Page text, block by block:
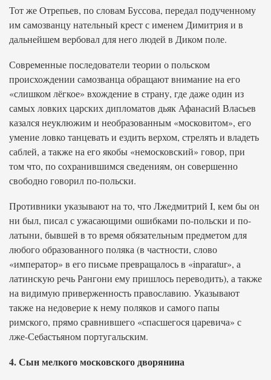
Тот же Отрепьев, по словам Буссова, передал подученному
им самозванцу нательный крест с именем Димитрия и в
дальнейшем вербовал для него людей в Диком поле.
Современные последователи теории о польском
происхождении самозванца обращают внимание на его
«слишком лёгкое» вхождение в страну, где даже один из
самых ловких царских дипломатов дьяк Афанасий Власьев
казался неуклюжим и необразованным «московитом», его
умение ловко танцевать и ездить верхом, стрелять и владеть
саблей, а также на его якобы «немосковский» говор, при
том что, по сохранившимся сведениям, он совершенно
свободно говорил по-польски.
Противники указывают на то, что Лжедмитрий I, кем бы он
ни был, писал с ужасающими ошибками по-польски и по-
латыни, бывшей в то время обязательным предметом для
любого образованного поляка (в частности, слово
«император» в его письме превращалось в «inparatur», а
латинскую речь Рангони ему пришлось переводить), а также
на видимую приверженность православию. Указывают
также на недоверие к нему поляков и самого папы
римского, прямо сравнившего «спасшегося царевича» с
лже-Себастьяном португальским.
4. Сын мелкого московского дворянина